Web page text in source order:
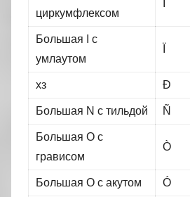
циркумфлексом
Большая I с
умлаутом
хз Ð
Большая N с тильдой Ñ
Большая O с
грависом
Ò
Большая O с акутом Ó